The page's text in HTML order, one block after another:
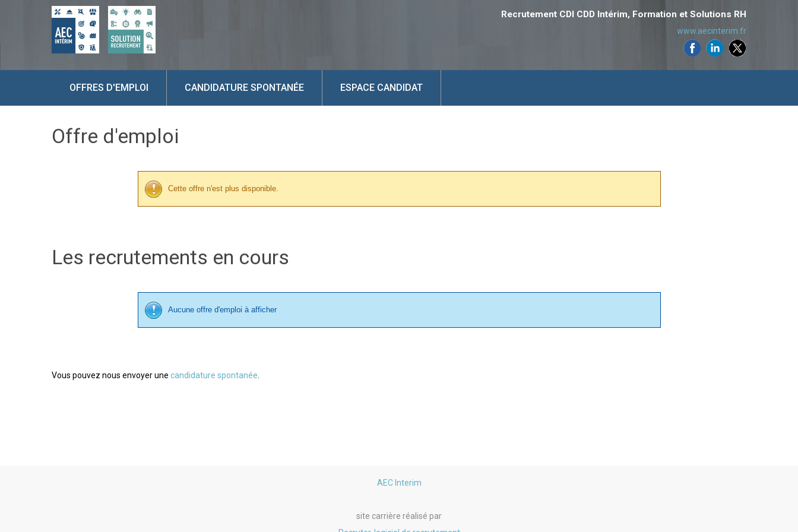
Recrutement CDI CDD Intérim, Formation et Solutions RH
www.aecinterim.fr
OFFRES D'EMPLOI CANDIDATURE SPONTANÉE ESPACE CANDIDAT
Offre d'emploi
Cette offre n'est plus disponible.
Les recrutements en cours
Aucune offre d'emploi à afficher
Vous pouvez nous envoyer une candidature spontanée
AEC Interim
site carrière réalisé par